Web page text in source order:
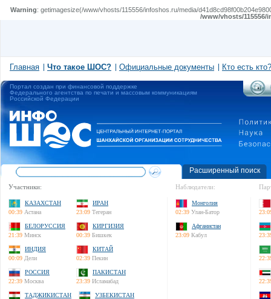
Warning: getimagesize(/www/vhosts/115556/infoshos.ru/media/
/www/vhosts/
Главная Что такое ШОС? Официальные документы Кто есть кто?
Портал создан при финансовой поддержке
Федерального агентства по печати и массовым коммуникациям
Российской Федерации
Расширенный поиск
Участники:
КАЗАХСТАН
00:39 Астана
ИРАН
23:09 Тегеран
БЕЛОРУССИЯ
21:39 Минск
КИРГИЗИЯ
00:39 Бишкек
ИНДИЯ
00:09 Дели
КИТАЙ
02:39 Пекин
РОССИЯ
22:39 Москва
ПАКИСТАН
23:39 Исламабад
ТАДЖИКИСТАН
УЗБЕКИСТАН
Наблюдатели:
Монголия
02:39 Улан-Батор
Афганистан
23:09 Кабул